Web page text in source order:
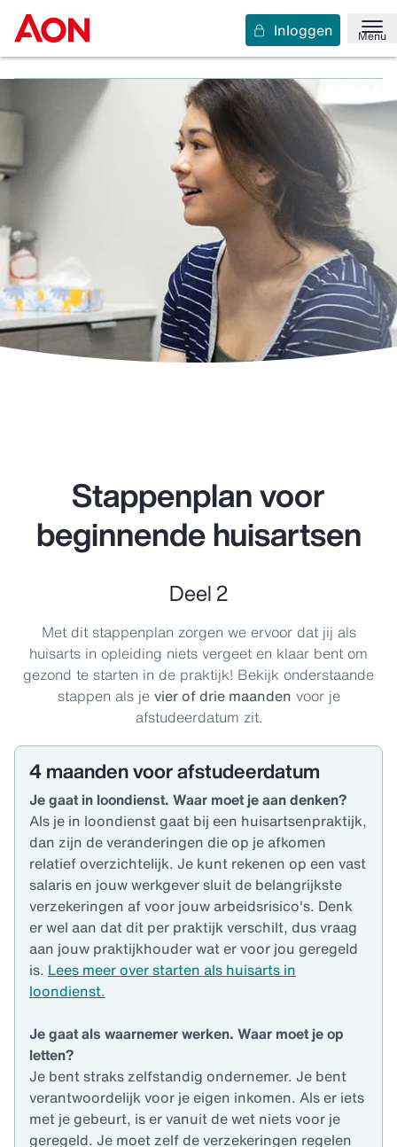
Menu
Inloggen
Home Insights
Personeel, gezondheid en inkomen
Stappenplan voor beginnende huisartsen deel 2
Stappenplan voor
beginnende huisartsen
Deel 2
Met dit stappenplan zorgen we ervoor dat jij als
huisarts in opleiding niets vergeet en klaar bent om
gezond te starten in de praktijk! Bekijk onderstaande
stappen als je vier of drie maanden voor je
afstudeerdatum zit.
4 maanden voor afstudeerdatum
Je gaat in loondienst. Waar moet je aan denken?
Als je in loondienst gaat bij een huisartsenpraktijk,
dan zijn de veranderingen die op je afkomen
relatief overzichtelijk. Je kunt rekenen op een vast
salaris en jouw werkgever sluit de belangrijkste
verzekeringen af voor jouw arbeidsrisico's. Denk
er wel aan dat dit per praktijk verschilt, dus vraag
aan jouw praktijkhouder wat er voor jou geregeld
is. Lees meer over starten als huisarts in
loondienst.
Je gaat als waarnemer werken. Waar moet je op
letten?
Je bent straks zelfstandig ondernemer. Je bent
verantwoordelijk voor je eigen inkomen. Als er iets
met je gebeurt, is er vanuit de wet niets voor je
geregeld. Je moet zelf de verzekeringen regelen